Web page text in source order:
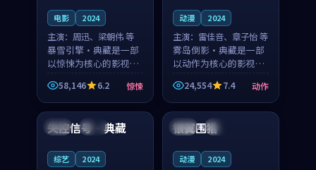
电影 2024
主演： 周迅、梁朝伟 等
暴雪引擎·典藏是一部
以惊悚为核心的影视作
品，围绕危机、反转与
人物成长展开，整体节
奏紧凑，值得推荐观
看。
58,146 6.2 惊悚
动漫 2024
主演： 雷佳音、章子怡 等
雾岛倒影·典藏是一部
以动作为核心的影视作
品，围绕危机、反转与
人物成长展开，整体节
奏紧凑，值得推荐观
看。
24,554 7.4 动作
中国 杜比
失控信号·典藏
综艺 2024
中国 独播
银翼围猎
动漫 2024